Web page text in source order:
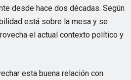
desde hace dos décadas. Según
está sobre la mesa y se
el actual contexto político y
esta buena relación con